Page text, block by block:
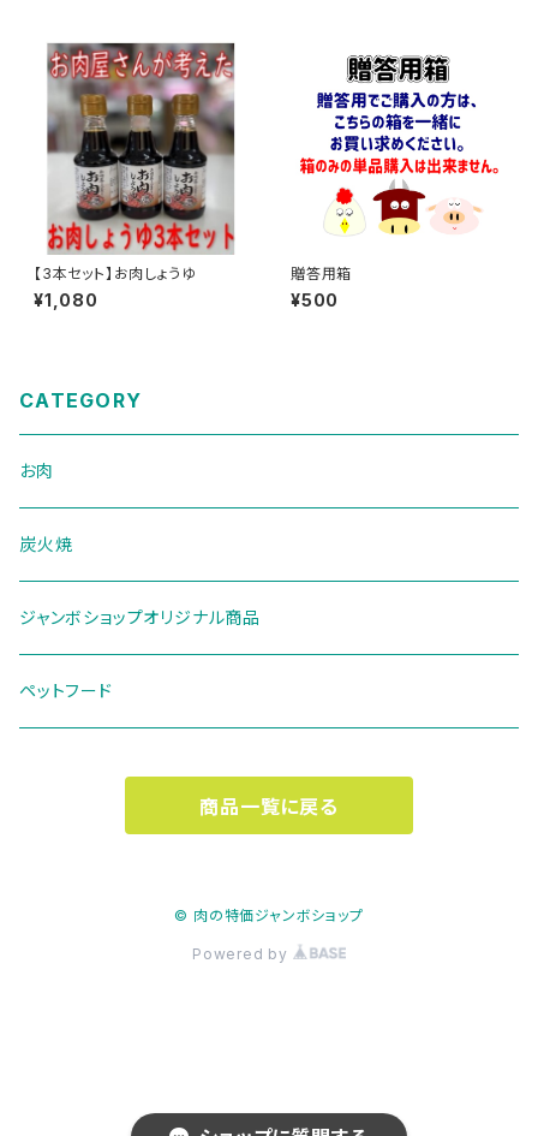
【3本セット】お肉しょうゆ
¥1,080
贈答用箱
¥500
CATEGORY
お肉
炭火焼
ジャンボショップオリジナル商品
ペットフード
商品一覧に戻る
© 肉の特価ジャンボショップ
Powered by